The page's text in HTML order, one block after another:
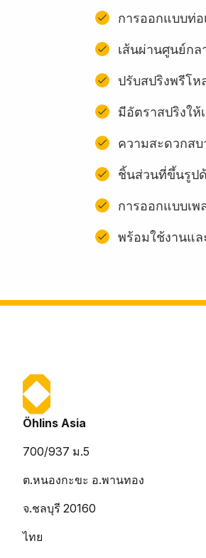
การออกแบบท่
เส้นผ่านศูนย์กล
ปรับสปริงพรีโห
มีอัตราสปริงให้
ความสะดวกส
ชิ้นส่วนที่ขึ้นรูป
การออกแบบเ
พร้อมใช้งานแ
Öhlins Asia
700/937 ม.5
ต.หนองกะขะ อ.พานทอง
จ.ชลบุรี 20160
ไทย